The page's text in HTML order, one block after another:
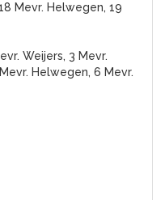
Mevr. Helwegen, 19
Weijers, 3 Mevr.
Helwegen, 6 Mevr.